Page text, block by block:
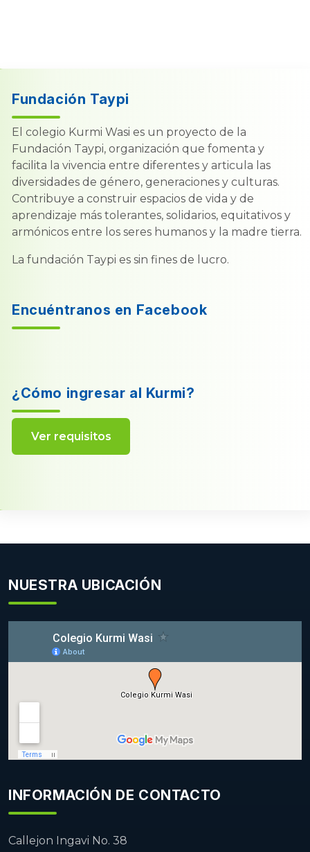
Fundación Taypi
El colegio Kurmi Wasi es un proyecto de la
Fundación Taypi, organización que fomenta y
facilita la vivencia entre diferentes y articula las
diversidades de género, generaciones y culturas.
Contribuye a construir espacios de vida y de
aprendizaje más tolerantes, solidarios, equitativos y
armónicos entre los seres humanos y la madre tierra.
La fundación Taypi es sin fines de lucro.
Encuéntranos en Facebook
¿Cómo ingresar al Kurmi?
Ver requisitos
NUESTRA UBICACIÓN
INFORMACIÓN DE CONTACTO
Callejon Ingavi No. 38